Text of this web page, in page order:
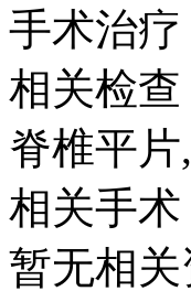
手术治疗
相关检查
脊椎平
相关手术
暂无相关